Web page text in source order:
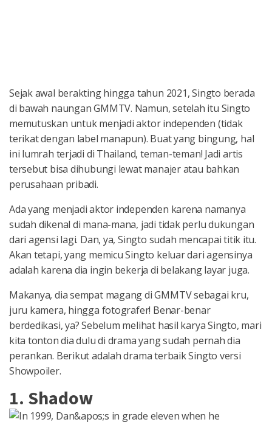
Sejak awal berakting hingga tahun 2021, Singto berada
di bawah naungan GMMTV. Namun, setelah itu Singto
memutuskan untuk menjadi aktor independen (tidak
terikat dengan label manapun). Buat yang bingung, hal
ini lumrah terjadi di Thailand, teman-teman! Jadi artis
tersebut bisa dihubungi lewat manajer atau bahkan
perusahaan pribadi.
Ada yang menjadi aktor independen karena namanya
sudah dikenal di mana-mana, jadi tidak perlu dukungan
dari agensi lagi. Dan, ya, Singto sudah mencapai titik itu.
Akan tetapi, yang memicu Singto keluar dari agensinya
adalah karena dia ingin bekerja di belakang layar juga.
Makanya, dia sempat magang di GMMTV sebagai kru,
juru kamera, hingga fotografer! Benar-benar
berdedikasi, ya? Sebelum melihat hasil karya Singto, mari
kita tonton dia dulu di drama yang sudah pernah dia
perankan. Berikut adalah drama terbaik Singto versi
Showpoiler.
1. Shadow